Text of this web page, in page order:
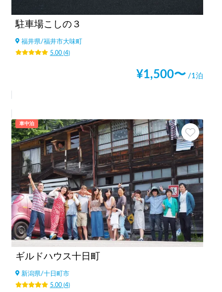
駐車場こしの３
福井県/福井市大味町
5.00(4)
¥1,500〜 /1泊
車中泊
ギルドハウス十日町
新潟県/十日町市
5.00(4)